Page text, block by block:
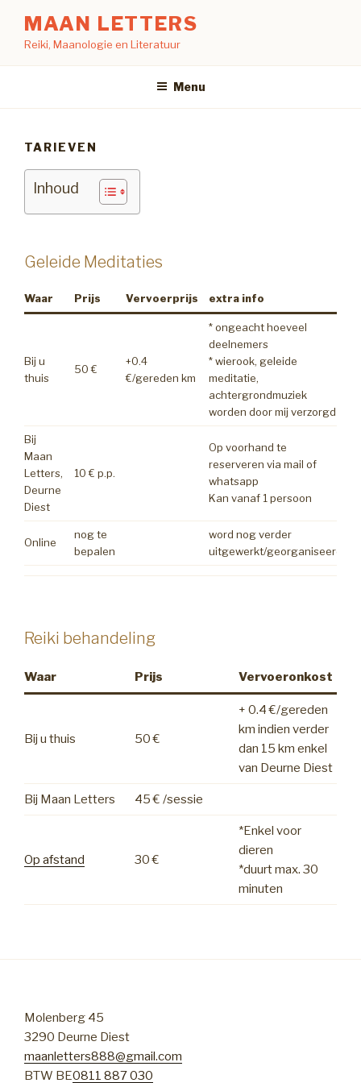
inhoud
springen
MAAN LETTERS
Reiki, Maanologie en Literatuur
Menu
TARIEVEN
Inhoud
Geleide Meditaties
Waar Prijs Vervoerprijs extra info
Bij u
thuis
50 €
+0.4
€/gereden km
* ongeacht hoeveel
deelnemers
* wierook, geleide
meditatie,
achtergrondmuziek
worden door mij verzorgd
Bij
Maan
Letters,
Deurne
Diest
10 € p.p.
Op voorhand te
reserveren via mail of
whatsapp
Kan vanaf 1 persoon
Online
nog te
bepalen
word nog verder
uitgewerkt/georganiseerd
Reiki behandeling
Waar Prijs Vervoeronkost
Bij u thuis 50 €
+ 0.4 €/gereden
km indien verder
dan 15 km enkel
van Deurne Diest
Bij Maan Letters 45 € /sessie
Op afstand 30 €
*Enkel voor
dieren
*duurt max. 30
minuten
Molenberg 45
3290 Deurne Diest
maanletters888@gmail.com
BTW BE0811 887 030